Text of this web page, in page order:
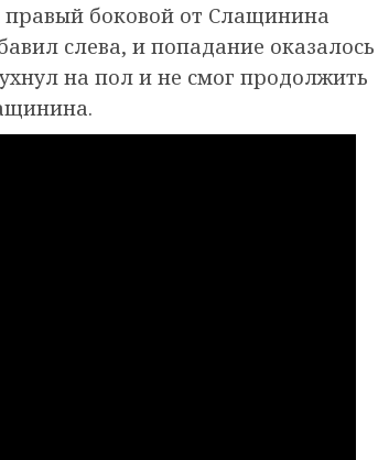
боковой от Слащинина
слева, и попадание оказалось
на пол и не смог продолжить